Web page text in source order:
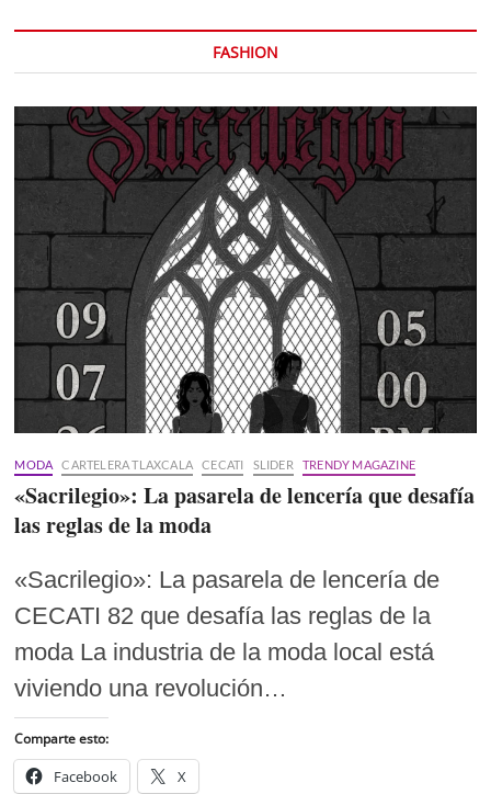
FASHION
MODA CARTELERA TLAXCALA CECATI SLIDER TRENDY MAGAZINE
«Sacrilegio»: La pasarela de lencería que desafía
las reglas de la moda
«Sacrilegio»: La pasarela de lencería de
CECATI 82 que desafía las reglas de la
moda La industria de la moda local está
viviendo una revolución…
Comparte esto:
Facebook X